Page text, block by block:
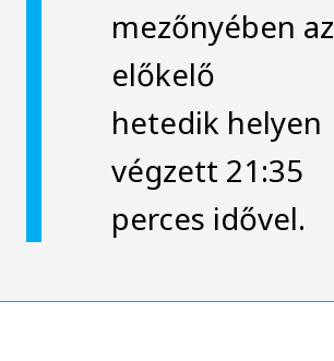
mezőnyében az
előkelő
hetedik helyen
végzett 21:35
perces idővel.